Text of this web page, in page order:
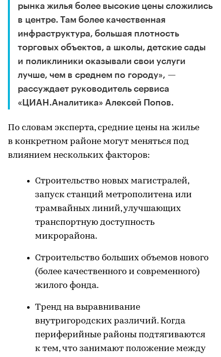
рынка жилья более высокие цены сложились
в центре. Там более качественная
инфраструктура, большая плотность
торговых объектов, а школы, детские сады
и поликлиники оказывали свои услуги
лучше, чем в среднем по городу», —
рассуждает руководитель сервиса
«ЦИАН.Аналитика» Алексей Попов.
По словам эксперта, средние цены на жилье
в конкретном районе могут меняться под
влиянием нескольких факторов:
Строительство новых магистралей,
запуск станций метрополитена или
трамвайных линий, улучшающих
транспортную доступность
микрорайона.
Строительство больших объемов нового
(более качественного и современного)
жилого фонда.
Тренд на выравнивание
внутригородских различий. Когда
периферийные районы подтягиваются
к тем, что занимают положение между